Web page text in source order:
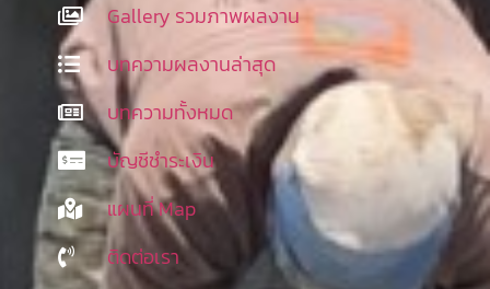
Gallery รวมภาพผลงาน
บทความผลงานล่าสุด
บทความทั้งหมด
บัญชีชำระเงิน
แผนที่ Map
ติดต่อเรา